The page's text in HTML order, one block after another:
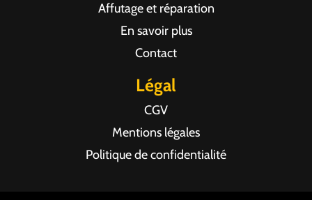
Affutage et réparation
En savoir plus
Contact
Légal
CGV
Mentions légales
Politique de confidentialité